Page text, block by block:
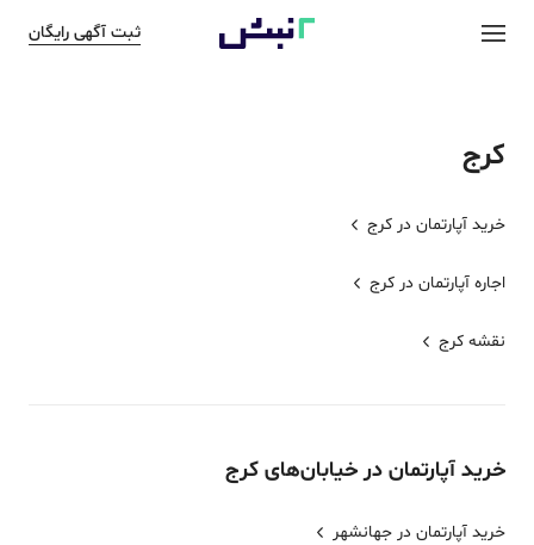
ثبت آگهی رایگان
کرج
خرید آپارتمان در کرج
اجاره آپارتمان در کرج
نقشه کرج
خرید آپارتمان در خیابان‌های کرج
خرید آپارتمان در جهانشهر